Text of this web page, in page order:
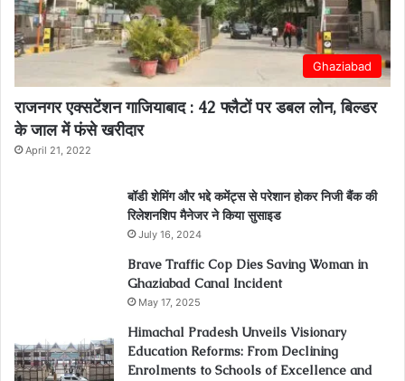
Ghaziabad
राजनगर एक्सटेंशन गाजियाबाद : 42 फ्लैटों पर डबल लोन, बिल्डर
के जाल में फंसे खरीदार
April 21, 2022
बॉडी शेमिंग और भद्दे कमेंट्स से परेशान होकर निजी बैंक की
रिलेशनशिप मैनेजर ने किया सुसाइड
July 16, 2024
Brave Traffic Cop Dies Saving Woman in
Ghaziabad Canal Incident
May 17, 2025
Himachal Pradesh Unveils Visionary
Education Reforms: From Declining
Enrolments to Schools of Excellence and